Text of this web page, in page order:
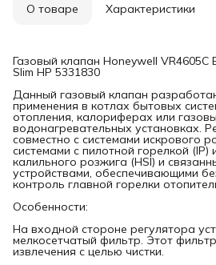
О товаре Характеристики
Газовый клапан Honeywell VR4605C
Slim HP 5331830
Данный газовый клапан
применения в котлах бытовых
отопления, калориферах или
водонагревательных установках.
совместно с системами искрового
системами с пилотной горелкой (IP)
калильного розжига (HSI) и
устройствами, обеспечивающими
контроль главной горелки
Особенности:
На входной стороне регулятора
мелкосетчатый фильтр. Этот
извлечения с целью чистки.